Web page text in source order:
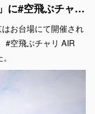
「GRAND CYCLE TOKYO」に#空飛ぶチャリ AIR TRICK SHOW が出演
お台場にて開催され
#空飛ぶチャリ AIR